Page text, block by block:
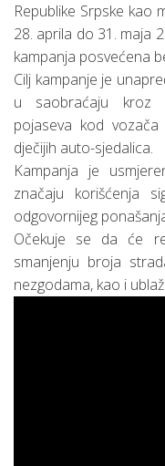
Republike Srpske kao
28. aprila do 31. maja
kampanja posvećena
Cilj kampanje je
u saobraćaju kroz
pojaseva kod
dječijih auto-sjedalica.
Kampanja je
značaju korišćenja
odgovornijeg
Očekuje se da će
smanjenju broja
nezgodama, kao i